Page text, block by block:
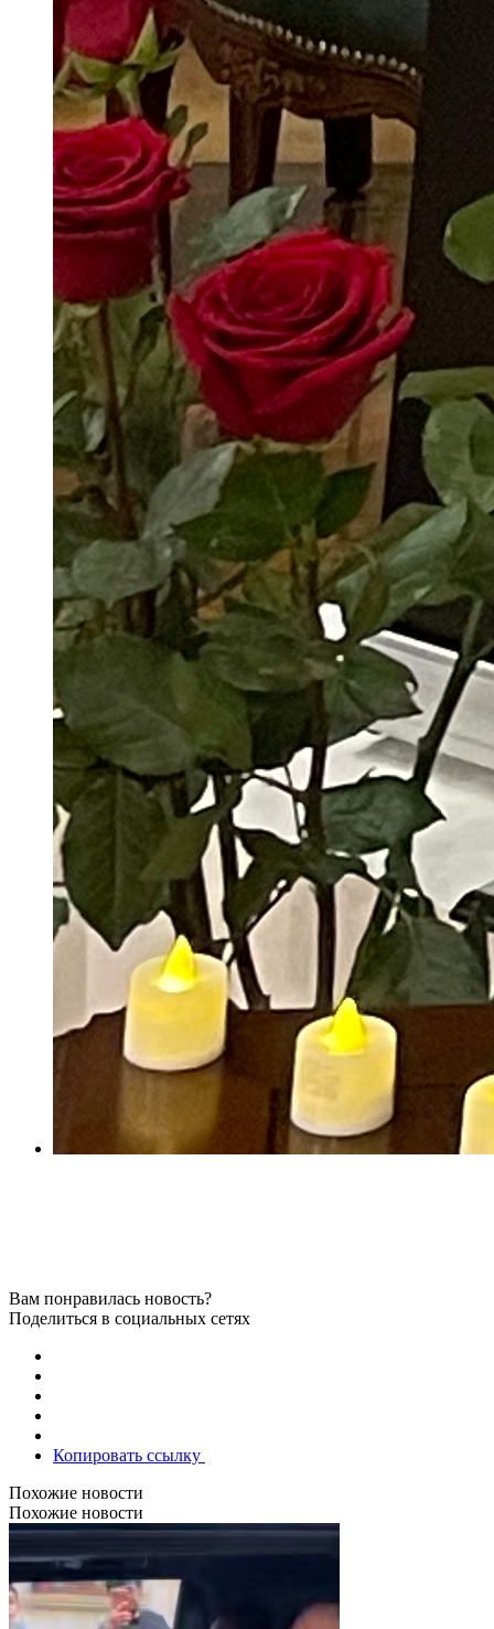
Вам понравилась новость?
Поделиться в социальных сетях
Копировать ссылку
Похожие новости
Похожие новости